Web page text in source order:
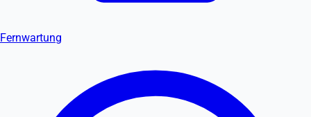
Fernwartung